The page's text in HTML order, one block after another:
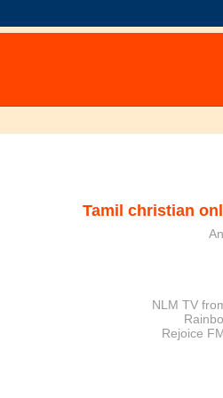
Tamil christian
NLM TV
Rejoice